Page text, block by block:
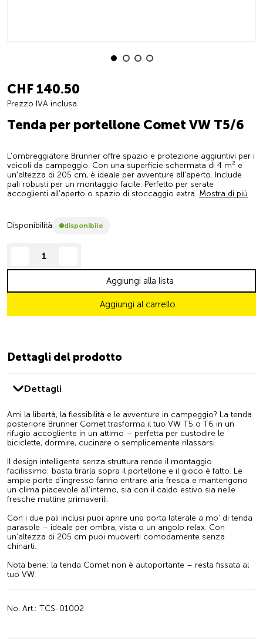
CHF 140.50
Prezzo IVA inclusa
Tenda per portellone Comet VW T5/6
L'ombreggiatore Brunner offre spazio e protezione aggiuntivi per i
veicoli da campeggio. Con una superficie schermata di 4 m² e
un'altezza di 205 cm, è ideale per avventure all'aperto. Include
pali robusti per un montaggio facile. Perfetto per serate
accoglienti all'aperto o spazio di stoccaggio extra. Mostra di più
Disponibilità disponibile
decrease quantity
Aggiungi al carrello
Aggiungi alla lista
Dettagli del prodotto
Dettagli
Ami la libertà, la flessibilità e le avventure in campeggio? La tenda
posteriore Brunner Comet trasforma il tuo VW T5 o T6 in un
rifugio accogliente in un attimo – perfetta per custodire le
biciclette, dormire, cucinare o semplicemente rilassarsi.
Il design intelligente senza struttura rende il montaggio
facilissimo: basta tirarla sopra il portellone e il gioco è fatto. Le
ampie porte d’ingresso fanno entrare aria fresca e mantengono
un clima piacevole all’interno, sia con il caldo estivo sia nelle
fresche mattine primaverili.
Con i due pali inclusi puoi aprire una porta laterale a mo’ di tenda
parasole – ideale per ombra, vista o un angolo relax. Con
un’altezza di 205 cm puoi muoverti comodamente senza
chinarti.
Nota bene: la tenda Comet non è autoportante – resta fissata al
tuo VW.
No. Art.: TCS-01002